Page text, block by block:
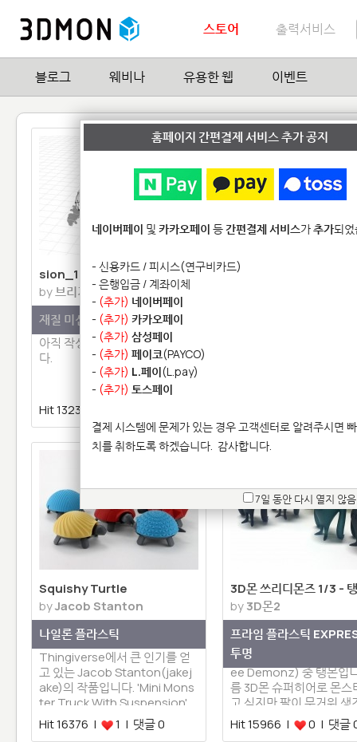
스토어 출력서비스
블로그 웨비나 유용한 웹 이벤트
sion_1762
by브리기테
재질 미선택
아직 작성된 모델설명이 없습니
다.
Hit 13232 |
Drawing3
Squishy Turtle
byJacob Stanton
나일론 플라스틱
Thingiverse에서 큰 인기를 얻
고 있는 Jacob Stanton(jakej
ake)의 작품입니다. 'Mini Mons
ter Truck With Suspension'
이라는 자동차 모델로 Thingive
rse…
Hit 16376 | 1 | 댓글 0
3D몬 쓰리디몬즈 1/3 -
by3D몬2
프라임 플라스틱
투명
3D몬 케릭터인 쓰리 데
ee Demonz) 중 탱몬입
름 3D몬 슈퍼히어로 몬스
고 싶지만 팔이 무거워 생
는 다르…
Hit 15966 | 0 | 댓글
홈페이지 간편결제 서비스 추가 공지
네이버페이 및 카카오페이 등간편결제 서비스가추가되
- 신용카드 / 피시스(연구비카드)
- 은행입금 / 계좌이체
- (추가) 네이버페이
- (추가) 카카오페이
- (추가) 삼성페이
- (추가) 페이코(PAYCO)
- (추가) L.페이(L.pay)
- (추가) 토스페이
결제 시스템에 문제가 있는 경우 고객센터로 알려주시면
치를 취하도록 하겠습니다. 감사합니다.
7일 동안 다시 열지 않음